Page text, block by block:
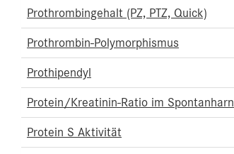
Prothrombingehalt (PZ, PTZ, Quick)
Prothrombin-Polymorphismus
Prothipendyl
Protein/Kreatinin-Ratio im Spontanharn
Protein S Aktivität